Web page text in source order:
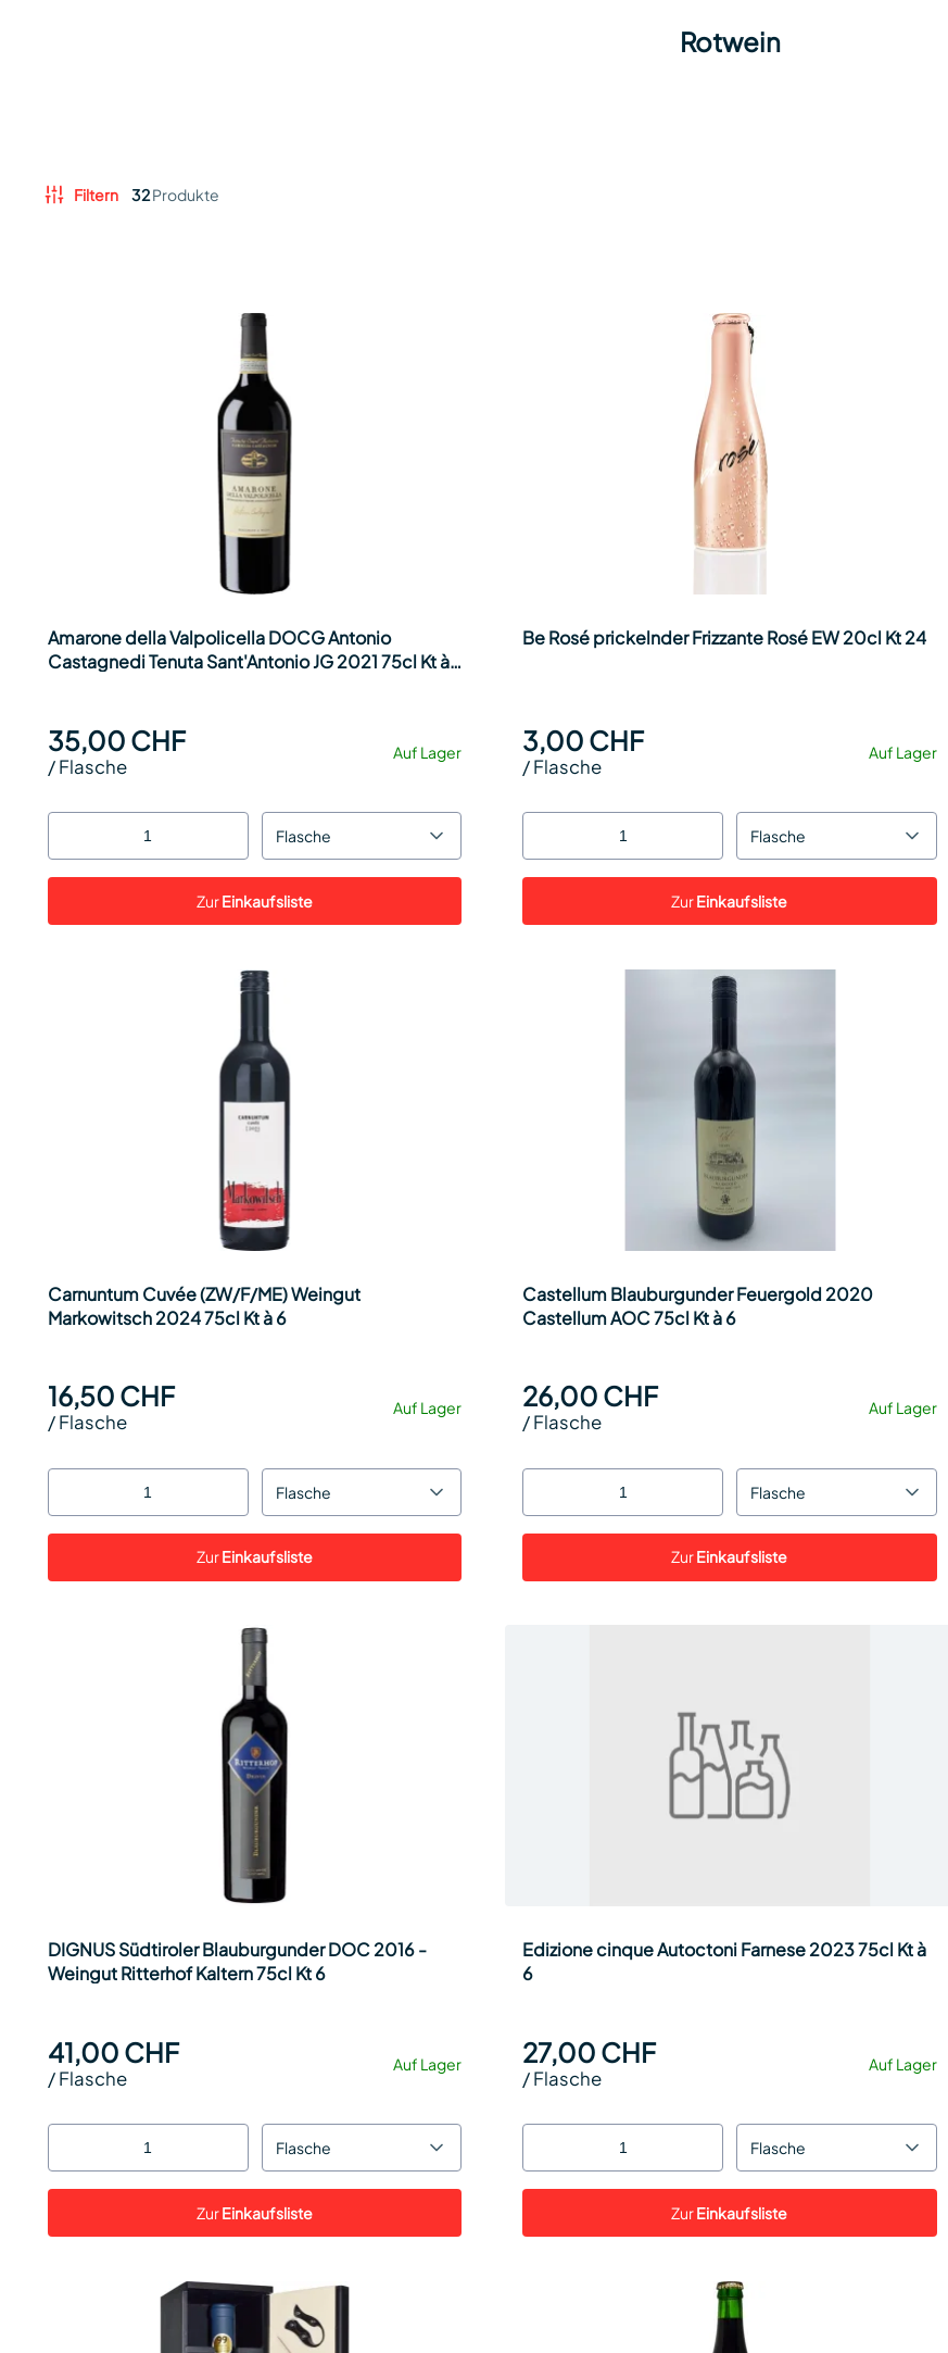
Rotwein
Filtern 32Produkte
Amarone della Valpolicella DOCG Antonio
Castagnedi Tenuta Sant'Antonio JG 2021 75cl Kt à
Auf Lager
35,00 CHF
/Flasche
Flasche
ZurEinkaufsliste
Be Rosé prickelnder Frizzante Rosé EW 20cl Kt 24
Auf Lager
3,00 CHF
/Flasche
Flasche
ZurEinkaufsliste
Carnuntum Cuvée (ZW/F/ME) Weingut
Markowitsch 2024 75cl Kt à 6
Auf Lager
16,50 CHF
/Flasche
Flasche
ZurEinkaufsliste
Castellum Blauburgunder Feuergold 2020
Castellum AOC 75cl Kt à 6
Auf Lager
26,00 CHF
/Flasche
Flasche
ZurEinkaufsliste
DIGNUS Südtiroler Blauburgunder DOC 2016 -
Weingut Ritterhof Kaltern 75cl Kt 6
Auf Lager
41,00 CHF
/Flasche
Flasche
ZurEinkaufsliste
Edizione cinque Autoctoni Farnese 2023 75cl Kt à
6
Auf Lager
27,00 CHF
/Flasche
Flasche
ZurEinkaufsliste